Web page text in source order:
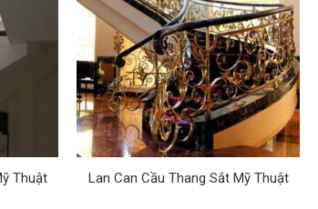
Thuật Lan Can Cầu Thang Sắt Mỹ Thuật